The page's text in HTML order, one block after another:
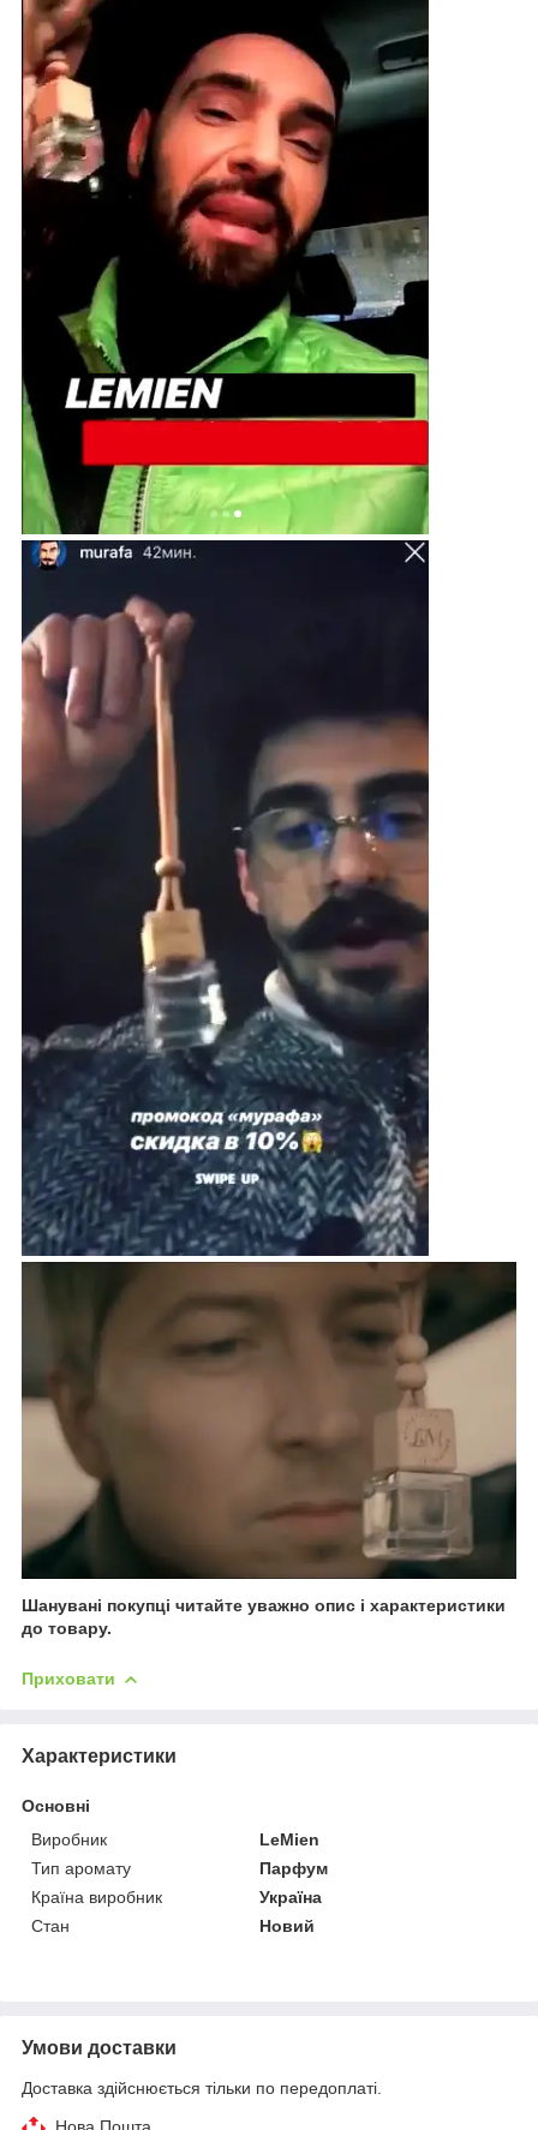
Шанувані покупці читайте уважно опис і характеристики
до товару.
Приховати
Характеристики
Основні
Виробник
LeMien
Тип аромату
Парфум
Країна виробник
Україна
Стан
Новий
Умови доставки
Доставка здійснюється тільки по передоплаті.